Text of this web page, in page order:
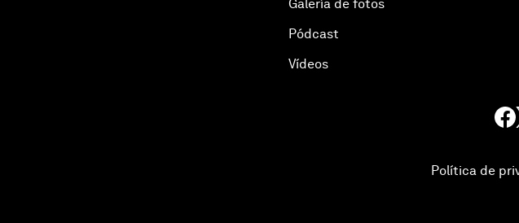
Galería de fotos
Pódcast
Vídeos
Política de